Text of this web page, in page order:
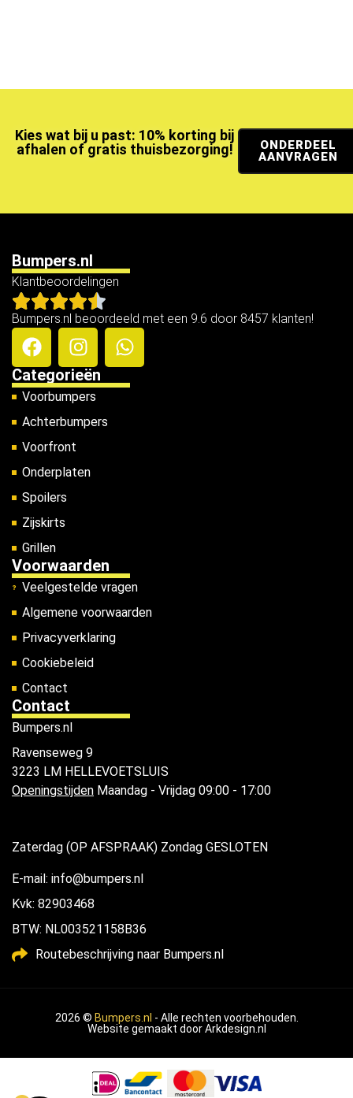
Kies wat bij u past: 10% korting bij
afhalen of gratis thuisbezorging!
ONDERDEEL
AANVRAGEN
Bumpers.nl
Klantbeoordelingen
Bumpers.nl beoordeeld met een 9.6 door 8457 klanten!
Categorieën
Voorbumpers
Achterbumpers
Voorfront
Onderplaten
Spoilers
Zijskirts
Grillen
Voorwaarden
Veelgestelde vragen
Algemene voorwaarden
Privacyverklaring
Cookiebeleid
Contact
Contact
Bumpers.nl
Ravenseweg 9
3223 LM HELLEVOETSLUIS
Openingstijden Maandag - Vrijdag 09:00 - 17:00
Zaterdag (OP AFSPRAAK) Zondag GESLOTEN
E-mail: info@bumpers.nl
Kvk: 82903468
BTW: NL003521158B36
Routebeschrijving naar Bumpers.nl
2026 © Bumpers.nl - Alle rechten voorbehouden.
Website gemaakt doorArkdesign.nl